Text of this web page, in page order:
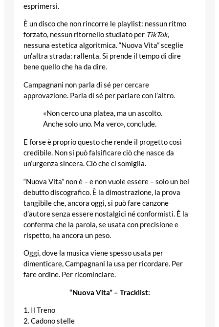
esprimersi.
È un disco che non rincorre le playlist: nessun ritmo
forzato, nessun ritornello studiato per TikTok,
nessuna estetica algoritmica. “Nuova Vita” sceglie
un’altra strada: rallenta. Si prende il tempo di dire
bene quello che ha da dire.
Campagnani non parla di sé per cercare
approvazione. Parla di sé per parlare con l’altro.
«Non cerco una platea, ma un ascolto.
Anche solo uno. Ma vero», conclude.
E forse è proprio questo che rende il progetto così
credibile. Non si può falsificare ciò che nasce da
un’urgenza sincera. Ciò che ci somiglia.
“Nuova Vita” non è – e non vuole essere – solo un bel
debutto discografico. È la dimostrazione, la prova
tangibile che, ancora oggi, si può fare canzone
d’autore senza essere nostalgici né conformisti. È la
conferma che la parola, se usata con precisione e
rispetto, ha ancora un peso.
Oggi, dove la musica viene spesso usata per
dimenticare, Campagnani la usa per ricordare. Per
fare ordine. Per ricominciare.
“Nuova Vita” – Tracklist:
1. Il Treno
2. Cadono stelle